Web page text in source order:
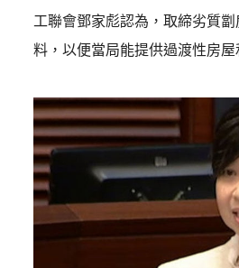
工聯會鄧家彪認為，取締劣質
料，以便當局能提供過渡性房